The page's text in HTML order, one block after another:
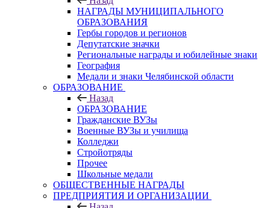
НАГРАДЫ МУНИЦИПАЛЬНОГО
ОБРАЗОВАНИЯ
Гербы городов и регионов
Депутатские значки
Региональные награды и юбилейные знаки
География
Медали и знаки Челябинской области
ОБРАЗОВАНИЕ
Назад
ОБРАЗОВАНИЕ
Гражданские ВУЗы
Военные ВУЗы и училища
Колледжи
Стройотряды
Прочее
Школьные медали
ОБЩЕСТВЕННЫЕ НАГРАДЫ
ПРЕДПРИЯТИЯ И ОРГАНИЗАЦИИ